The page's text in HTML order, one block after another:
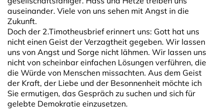
auseinander. Viele von uns sehen mit Angst in die
Zukunft.
Doch der 2.Timotheusbrief erinnert uns: Gott hat uns
nicht einen Geist der Verzagtheit gegeben. Wir lassen
uns von Angst und Sorge nicht lähmen. Wir lassen uns
nicht von scheinbar einfachen Lösungen verführen, die
die Würde von Menschen missachten. Aus dem Geist
der Kraft, der Liebe und der Besonnenheit möchte ich
Sie ermutigen, das Gespräch zu suchen und sich für
gelebte Demokratie einzusetzen.